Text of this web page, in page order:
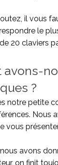
il vous
le
20 claviers
avons-
?
notre petite
Nous
vous
avons
on finit